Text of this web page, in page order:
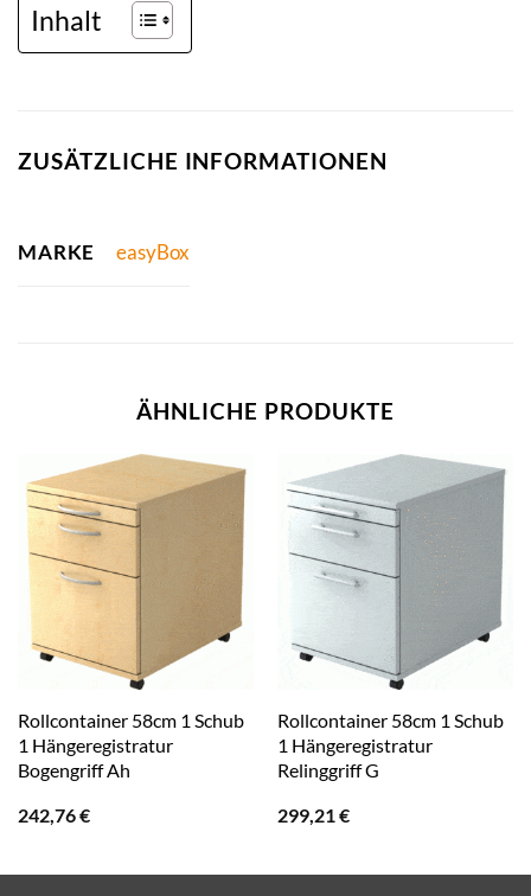
Inhalt
ZUSÄTZLICHE INFORMATIONEN
MARKE easyBox
ÄHNLICHE PRODUKTE
Rollcontainer 58cm 1 Schub
1 Hängeregistratur
Bogengriff Ah
242,76€
Rollcontainer 58cm 1 Schub
1 Hängeregistratur
Relinggriff G
299,21 €